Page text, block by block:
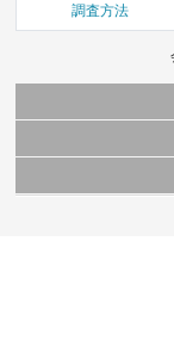
調査方法
当サイトで公開されてい
これらの情報を権利者の
当サイトに掲載している
弊社の見解・ 意見ではな
このサイトでは Cookie